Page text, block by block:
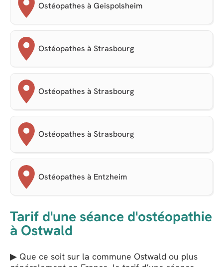
Ostéopathes à Geispolsheim
Ostéopathes à Strasbourg
Ostéopathes à Strasbourg
Ostéopathes à Strasbourg
Ostéopathes à Entzheim
Tarif d'une séance d'ostéopathie
à Ostwald
▶ Que ce soit sur la commune Ostwald ou plus